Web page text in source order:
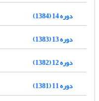
دوره 14 (1384)
دوره 13 (1383)
دوره 12 (1382)
دوره 11 (1381)